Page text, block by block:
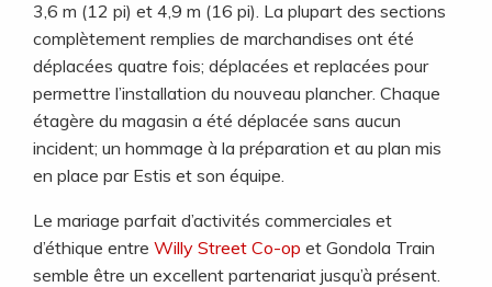
3,6 m (12 pi) et 4,9 m (16 pi). La plupart des sections
complètement remplies de marchandises ont été
déplacées quatre fois; déplacées et replacées pour
permettre l’installation du nouveau plancher. Chaque
étagère du magasin a été déplacée sans aucun
incident; un hommage à la préparation et au plan mis
en place par Estis et son équipe.
Le mariage parfait d’activités commerciales et
d’éthique entre Willy Street Co-op et Gondola Train
semble être un excellent partenariat jusqu’à présent.